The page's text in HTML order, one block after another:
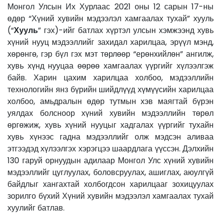
Монгол Улсын Их Хурлаас 2021 оны 12 сарын 17-ны
өдөр “Хүний хувийн мэдээлэл хамгаалах тухай” хууль
(“Хууль” гэх)-ийг батлах хүртэл улсын хэмжээнд хувь
хүний нууц мэдээллийг захидал харилцаа, эрүүл мэнд,
хөрөнгө, гэр бүл гэх мэт төрлөөр “ерөнхийлөн” ангилж,
хувь хүнд нууцаа өөрөө хамгаалах үүргийг хүлээлгэж
байв. Харин цахим харилцаа холбоо, мэдээллийн
технологийн янз бүрийн шийдлүүд хүмүүсийн харилцаа
холбоо, амьдралын өдөр тутмын хэв маягтай бүрэн
уялдах болсноор хүний хувийн мэдээллийн төрөл
өргөжиж, хувь хүний нууцыг хадгалах үүргийг тухайн
хувь хүнээс гадна мэдээллийг олж мэдсэн аливаа
этгээдэд хүлээлгэх хэрэгцээ шаардлага үүссэн. Дэлхийн
130 гаруй орнуудын адилаар Монгол Улс хүний хувийн
мэдээллийг цуглуулах, боловсруулах, ашиглах, аюулгүй
байдлыг хангахтай холбогдсон харилцааг зохицуулах
зорилго бүхий Хүний хувийн мэдээлэл хамгаалах тухай
хуулийг батлав.